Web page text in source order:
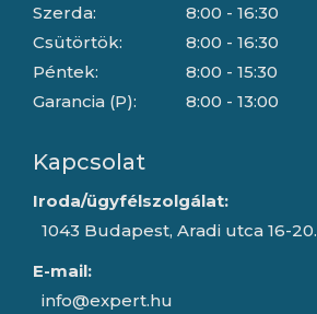
Szerda:
Csütörtök:
Péntek:
Garancia (P):
8:00 - 16:30
8:00 - 16:30
8:00 - 15:30
8:00 - 13:00
Kapcsolat
Iroda/ügyfélszolgálat:
1043 Budapest, Aradi utca 16-20.
E-mail:
info@expert.hu